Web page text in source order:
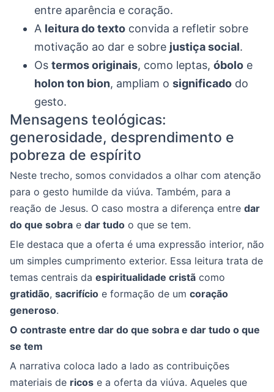
entre aparência e coração.
A leitura do texto convida a refletir sobre
motivação ao dar e sobre justiça social.
Os termos originais, como leptas, óbolo e
holon ton bion, ampliam o significado do
gesto.
Mensagens teológicas:
generosidade, desprendimento e
pobreza de espírito
Neste trecho, somos convidados a olhar com atenção
para o gesto humilde da viúva. Também, para a
reação de Jesus. O caso mostra a diferença entre dar
do que sobra e dar tudo o que se tem.
Ele destaca que a oferta é uma expressão interior, não
um simples cumprimento exterior. Essa leitura trata de
temas centrais da espiritualidade cristã como
gratidão, sacrifício e formação de um coração
generoso.
O contraste entre dar do que sobra e dar tudo o que
se tem
A narrativa coloca lado a lado as contribuições
materiais de ricos e a oferta da viúva. Aqueles que